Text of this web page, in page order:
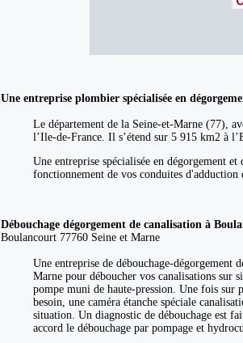
Une entreprise plombier spécialisée en
Le département de la Seine-et-Marne (77),
l’Ile-de-France. Il s’étend sur 5 915 km2 à
Une entreprise spécialisée en dégorgement
fonctionnement de vos conduites d'adduction
Débouchage dégorgement de canalisation à
Boulancourt 77760 Seine et Marne
Une entreprise de débouchage-dégorgement
Marne pour déboucher vos canalisations sur
pompe muni de haute-pression. Une fois sur
besoin, une caméra étanche spéciale
situation. Un diagnostic de débouchage est
accord le débouchage par pompage et